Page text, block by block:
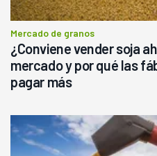
Mercado de granos
¿Conviene vender soja
mercado y por qué las
pagar más